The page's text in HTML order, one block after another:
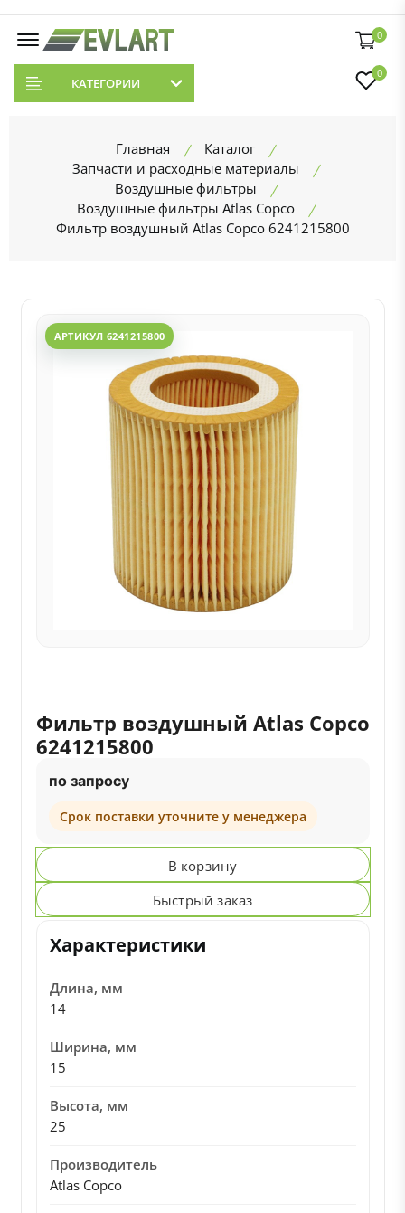
0
КАТЕГОРИИ
0
Главная
Каталог
Запчасти и расходные материалы
Воздушные фильтры
Воздушные фильтры Atlas Copco
Фильтр воздушный Atlas Copco 6241215800
АРТИКУЛ 6241215800
Фильтр воздушный Atlas Copco
6241215800
по запросу
Срок поставки уточните у менеджера
В корзину
Быстрый заказ
Характеристики
Длина, мм
14
Ширина, мм
15
Высота, мм
25
Производитель
Atlas Copco